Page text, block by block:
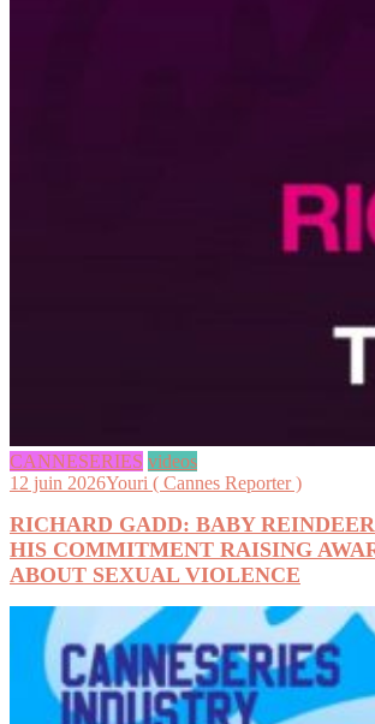
CANNESERIES videos
12 juin 2026Youri ( Cannes Reporter )
RICHARD GADD: BABY
HIS COMMITMENT RAISING
ABOUT SEXUAL VIOLENCE